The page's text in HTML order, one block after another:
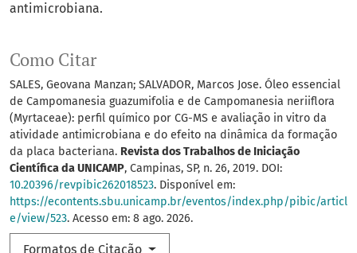
antimicrobiana.
Como Citar
SALES, Geovana Manzan; SALVADOR, Marcos Jose. Óleo essencial
de Campomanesia guazumifolia e de Campomanesia neriiflora
(Myrtaceae): perfil químico por CG-MS e avaliação in vitro da
atividade antimicrobiana e do efeito na dinâmica da formação
da placa bacteriana. Revista dos Trabalhos de Iniciação
Científica da UNICAMP, Campinas, SP, n. 26, 2019. DOI:
10.20396/revpibic262018523. Disponível em:
https://econtents.sbu.unicamp.br/eventos/index.php/pibic/articl
e/view/523. Acesso em: 8 ago. 2026.
Formatos de Citação